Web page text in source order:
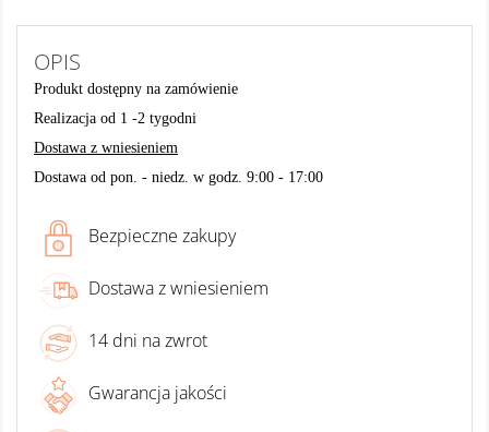
OPIS
Produkt dostępny na zamówienie
Realizacja od 1 -2 tygodni
Dostawa z wniesieniem
Dostawa od pon. - niedz. w godz. 9:00 - 17:00
Bezpieczne zakupy
Dostawa z wniesieniem
14 dni na zwrot
Gwarancja jakości